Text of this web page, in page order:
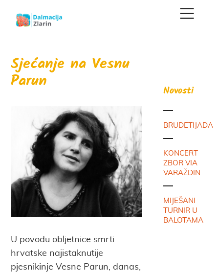
Sjećanje na Vesnu
Parun
U povodu obljetnice smrti
hrvatske najistaknutije
pjesnikinje Vesne Parun, danas,
Novosti
BRUDETIJADA
KONCERT
ZBOR VIA
VARAŽDIN
MIJEŠANI
TURNIR U
BALOTAMA